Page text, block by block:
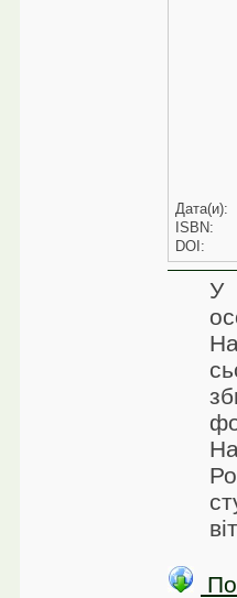
Дата(и):
ISBN:
DOI:
У